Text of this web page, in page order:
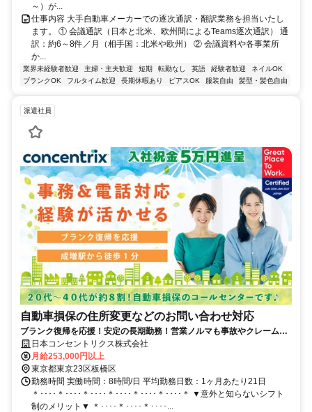
～）が...
仕事内容 大手自動車メーカーでの逐次通訳・翻訳業務を担当いたし
ます。 ① 会議通訳（日本と北米、欧州間によるTeams逐次通訳） 通
訳：約6～8件／月（相手国：北米や欧州） ② 会議資料や各事業所
か...
業界未経験者歓迎 主婦・主夫歓迎 短期 転勤なし 英語 経験者歓迎
ネイルOK
ブランクOK
フルタイム歓迎 長期休暇あり ピアスOK 服装自由 髪型・髪色自由
派遣社員
自動車損保の住所変更などのお問い合わせ対応
ブランク復帰を応援！安定の長期勤務！営業ノルマも事故やクレームも
対応なし！じっくり取り組める研修をご用意◎服装髪型自由◎希望シフ
ト休みOK◎
日本コンセントリクス株式会社
月給253,000円以上
東京都東京23区板橋区
勤務時間 実働時間：8時間/日 平均勤務日数：1ヶ月あたり21日
＊････＊････＊････＊････＊････＊････＊ ▼意外と知らないシフト
制のメリット▼ ＊････＊････＊････...